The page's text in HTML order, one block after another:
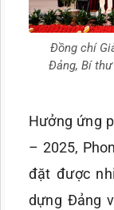
Đồng chí
Đảng, Bí
Hưởng ứng
– 2025,
đặt được
dựng Đảng